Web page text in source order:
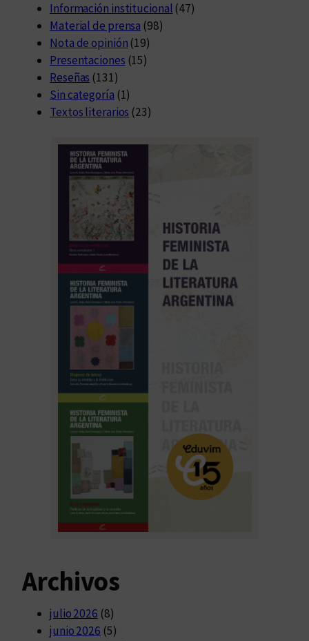
Información institucional (47)
Material de prensa (98)
Nota de opinión (19)
Presentaciones (15)
Reseñas (131)
Sin categoría (1)
Textos literarios (23)
Archivos
julio 2026 (8)
junio 2026 (5)